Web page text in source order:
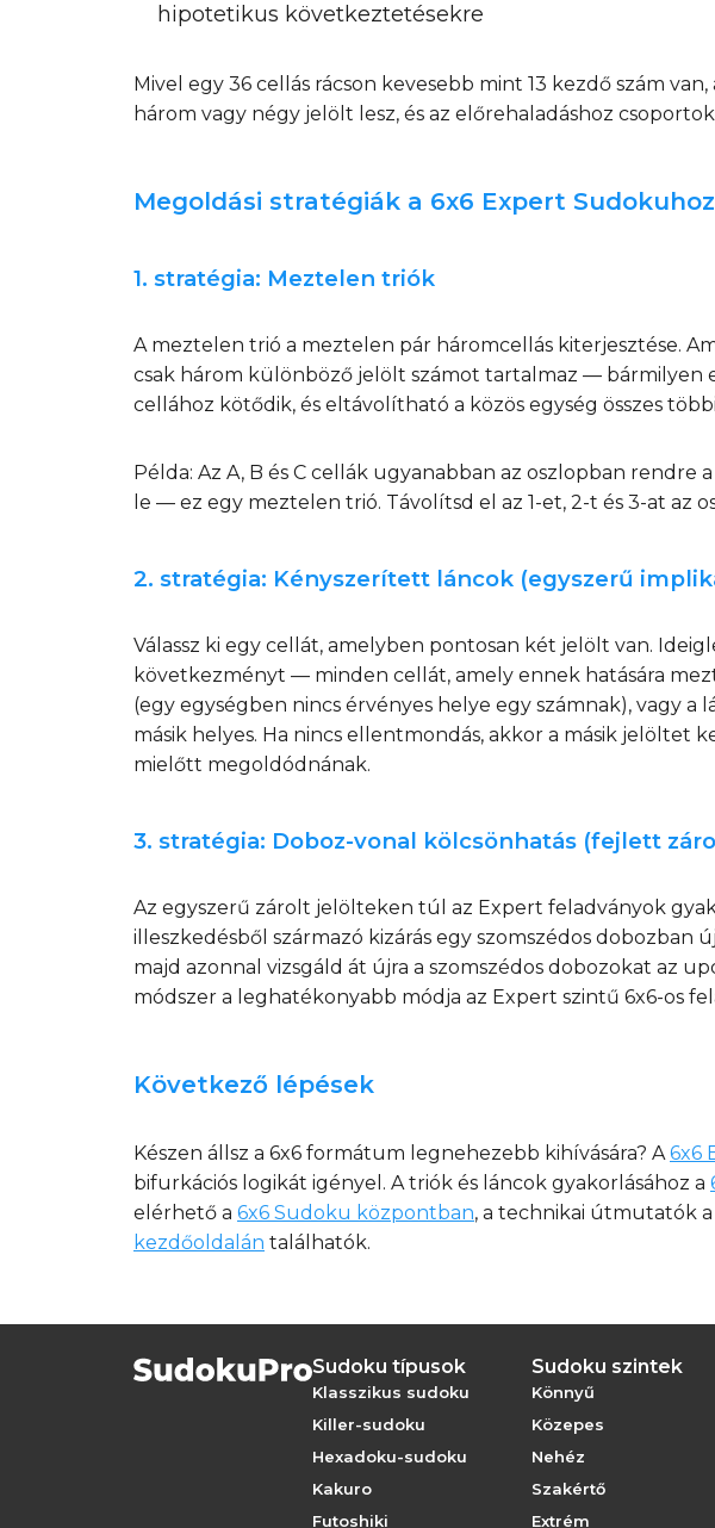
hipotetikus következtetésekre
Mivel egy 36 cellás rácson kevesebb mint 13 kezdő szám
három vagy négy jelölt lesz, és az előrehaladáshoz
Megoldási stratégiák a 6x6 Expert Sudokuhoz
1. stratégia: Meztelen triók
A meztelen trió a meztelen pár háromcellás kiterjesztése.
csak három különböző jelölt számot tartalmaz — bármilyen
cellához kötődik, és eltávolítható a közös egység összes
Példa: Az A, B és C cellák ugyanabban az oszlopban rendre
le — ez egy meztelen trió. Távolítsd el az 1-et, 2-t és 3-at az
2. stratégia: Kényszerített láncok (egyszerű
Válassz ki egy cellát, amelyben pontosan két jelölt van.
következményt — minden cellát, amely ennek hatására
(egy egységben nincs érvényes helye egy számnak), vagy
másik helyes. Ha nincs ellentmondás, akkor a másik jelöltet
mielőtt megoldódnának.
3. stratégia: Doboz-vonal kölcsönhatás (fejlett
Az egyszerű zárolt jelölteken túl az Expert feladványok
illeszkedésből származó kizárás egy szomszédos dobozban
majd azonnal vizsgáld át újra a szomszédos dobozokat az
módszer a leghatékonyabb módja az Expert szintű 6x6-os
Következő lépések
Készen állsz a 6x6 formátum legnehezebb kihívására? A6x6
bifurkációs logikát igényel. A triók és láncok gyakorlásához a
elérhető a 6x6 Sudoku központban, a technikai útmutatók a
kezdőoldalán találhatók.
Sudoku típusok
Klasszikus sudoku
Killer-sudoku
Hexadoku-sudoku
Kakuro
Futoshiki
Sudoku szintek
Könnyű
Közepes
Nehéz
Szakértő
Extrém